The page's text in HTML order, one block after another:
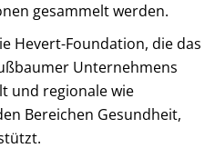
gesammelt werden.
Hevert-Foundation, die das
Unternehmens
und regionale wie
Bereichen Gesundheit,